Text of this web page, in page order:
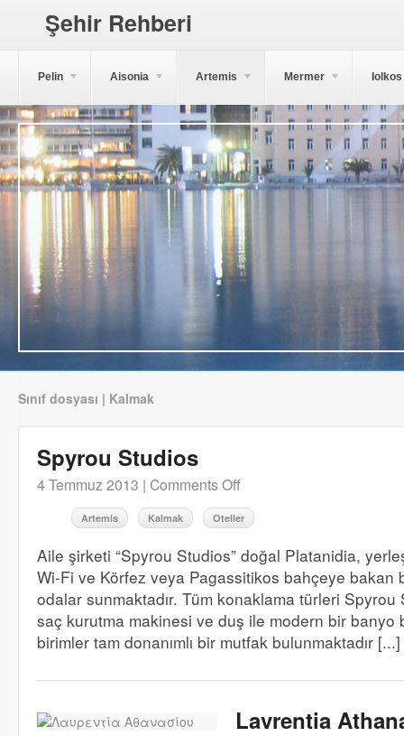
Şehir Rehberi
Pelin Aisonia Artemis Mermer Iolkos
Sınıf dosyası | Kalmak
Spyrou Studios
4 Temmuz 2013 | Comments Off
Artemis Kalmak Oteller
Aile şirketi “Spyrou Studios” doğal Platanidia,
Wi-Fi ve Körfez veya Pagassitikos bahçeye bakan
odalar sunmaktadır. Tüm konaklama türleri Spyrou
saç kurutma makinesi ve duş ile modern bir banyo
birimler tam donanımlı bir mutfak bulunmaktadır [...]
Lavrentia